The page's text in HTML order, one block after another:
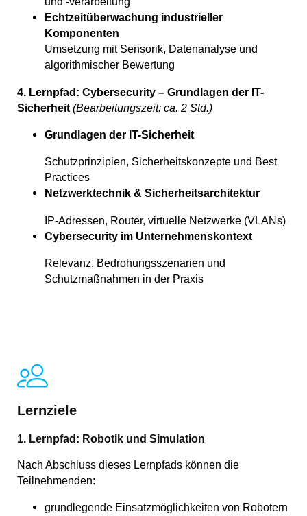
Echtzeitüberwachung industrieller
Komponenten
Umsetzung mit Sensorik, Datenanalyse und
algorithmischer Bewertung
4. Lernpfad: Cybersecurity – Grundlagen der IT-
Sicherheit (Bearbeitungszeit: ca. 2 Std.)
Grundlagen der IT-Sicherheit
Schutzprinzipien, Sicherheitskonzepte und Best
Practices
Netzwerktechnik & Sicherheitsarchitektur
IP-Adressen, Router, virtuelle Netzwerke (VLANs)
Cybersecurity im Unternehmenskontext
Relevanz, Bedrohungsszenarien und
Schutzmaßnahmen in der Praxis
Lernziele
1. Lernpfad: Robotik und Simulation
Nach Abschluss dieses Lernpfads können die
Teilnehmenden:
grundlegende Einsatzmöglichkeiten von Robotern